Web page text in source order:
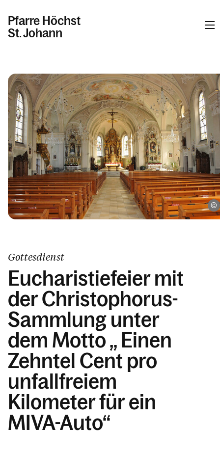
Pfarre Höchst
St. Johann
Kalender
Personen
Kontakt
Gottesdienst
Eucharistiefeier mit
der Christophorus-
Sammlung unter
dem Motto „ Einen
Zehntel Cent pro
unfallfreiem
Kilometer für ein
MIVA-Auto“